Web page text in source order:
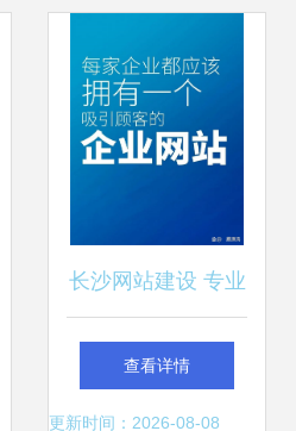
长沙网站建设 专业
公司如何助力企业
打造优质线上门户
查看详情
更新时间：2026-08-08